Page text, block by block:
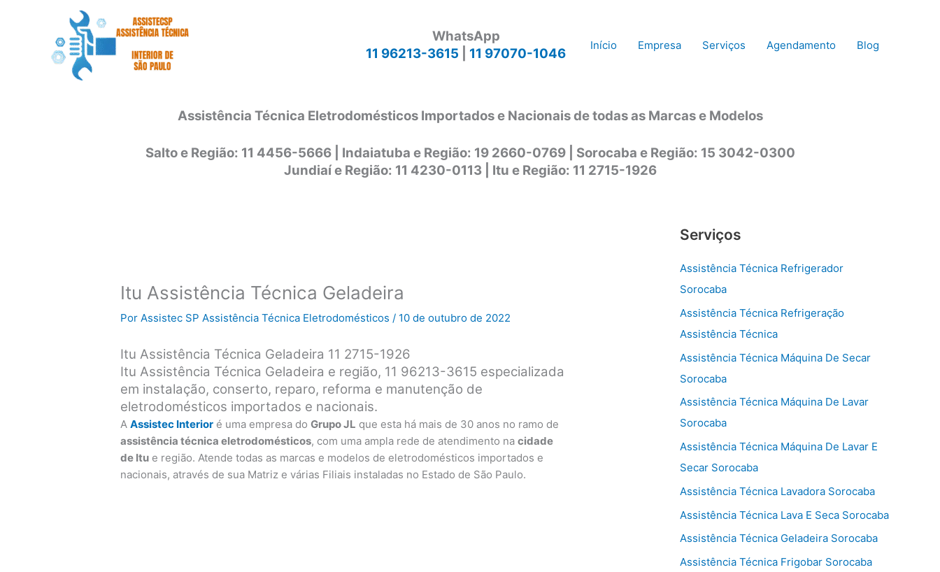
WhatsApp
11 96213-3615
11 97070-1046
Início Empresa Serviços Agendamento Blog
Assistência Técnica Eletrodomésticos Importados e Nacionais de todas as Marcas e Modelos
Salto e Região: 11 4456-5666 | Indaiatuba e Região: 19 2660-0769 | Sorocaba e Região: 15 3042-0300
Jundiaí e Região: 11 4230-0113 | Itu e Região: 11 2715-1926
Itu Assistência Técnica Geladeira
PorAssistec SP Assistência Técnica Eletrodomésticos/ 10 de outubro de 2022
Itu Assistência Técnica Geladeira 11 2715-1926
Itu Assistência Técnica Geladeira e região, 11 96213-3615 especializada
em instalação, conserto, reparo, reforma e manutenção de
eletrodomésticos importados e nacionais.
AAssistec Interior é uma empresa doGrupo JL que esta há mais de 30 anos no ramo de
assistência técnica eletrodomésticos, com uma ampla rede de atendimento nacidade
de Itu e região. Atende todas as marcas e modelos de eletrodomésticos importados e
nacionais, através de sua Matriz e várias Filiais instaladas no Estado de São Paulo.
Serviços
Assistência Técnica Refrigerador
Sorocaba
Assistência Técnica Refrigeração
Assistência Técnica
Assistência Técnica Máquina De Secar
Sorocaba
Assistência Técnica Máquina De Lavar
Sorocaba
Assistência Técnica Máquina De Lavar E
Secar Sorocaba
Assistência Técnica Lavadora Sorocaba
Assistência Técnica Lava E Seca Sorocaba
Assistência Técnica Geladeira Sorocaba
Assistência Técnica Frigobar Sorocaba